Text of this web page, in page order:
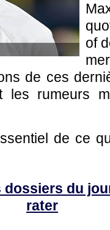
of
de ces
les rumeurs
de ce
dossiers du
rater